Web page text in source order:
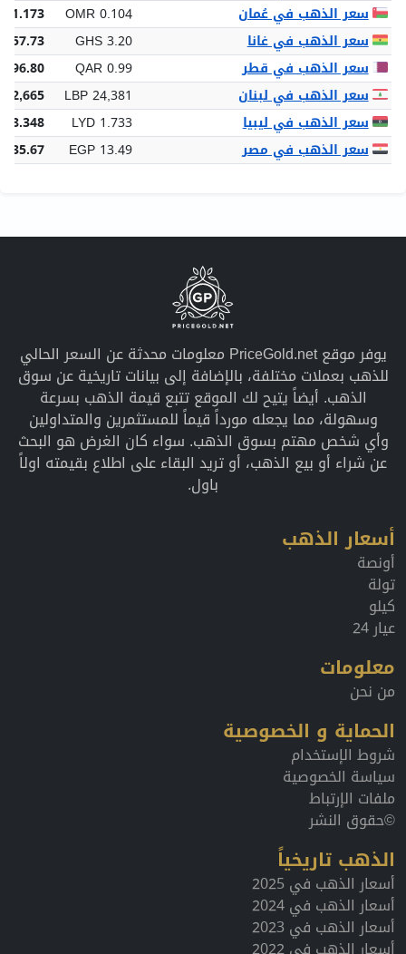
سعر الذهب في عُمان
OMR 0.104
سعر الذهب في غانا
GHS 3.20
سعر الذهب في قطر
QAR 0.99
سعر الذهب في لبنان
LBP 24,381
سعر الذهب في ليبيا
LYD 1.733
سعر الذهب في مصر
EGP 13.49
يوفر موقع PriceGold.net معلومات محدثة عن السعر الحالي
للذهب بعملات مختلفة، بالإضافة إلى بيانات تاريخية عن سوق
الذهب. أيضاً يتيح لك الموقع تتبع قيمة الذهب بسرعة
وسهولة، مما يجعله مورداً قيماً للمستثمرين والمتداولين
وأي شخص مهتم بسوق الذهب. سواء كان الغرض هو البحث
عن شراء أو بيع الذهب، أو تريد البقاء على اطلاع بقيمته اولاً
باول.
أسعار الذهب
أونصة
تولة
كيلو
عيار 24
معلومات
من نحن
الحماية و الخصوصية
شروط الإستخدام
سياسة الخصوصية
ملفات الإرتباط
©حقوق النشر
الذهب تاريخياً
أسعار الذهب في 2025
أسعار الذهب في 2024
أسعار الذهب في 2023